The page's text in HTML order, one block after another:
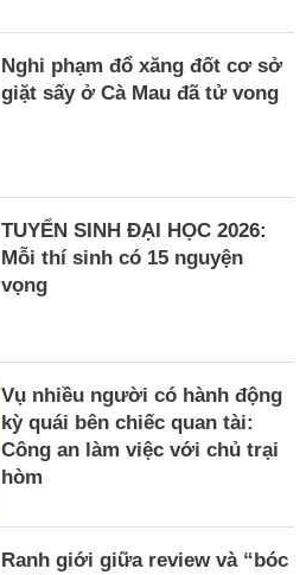
Nghi phạm đổ xăng đốt cơ sở
giặt sấy ở Cà Mau đã tử vong
TUYỂN SINH ĐẠI HỌC 2026:
Mỗi thí sinh có 15 nguyện
vọng
Vụ nhiều người có hành động
kỳ quái bên chiếc quan tài:
Công an làm việc với chủ trại
hòm
Ranh giới giữa review và “bóc